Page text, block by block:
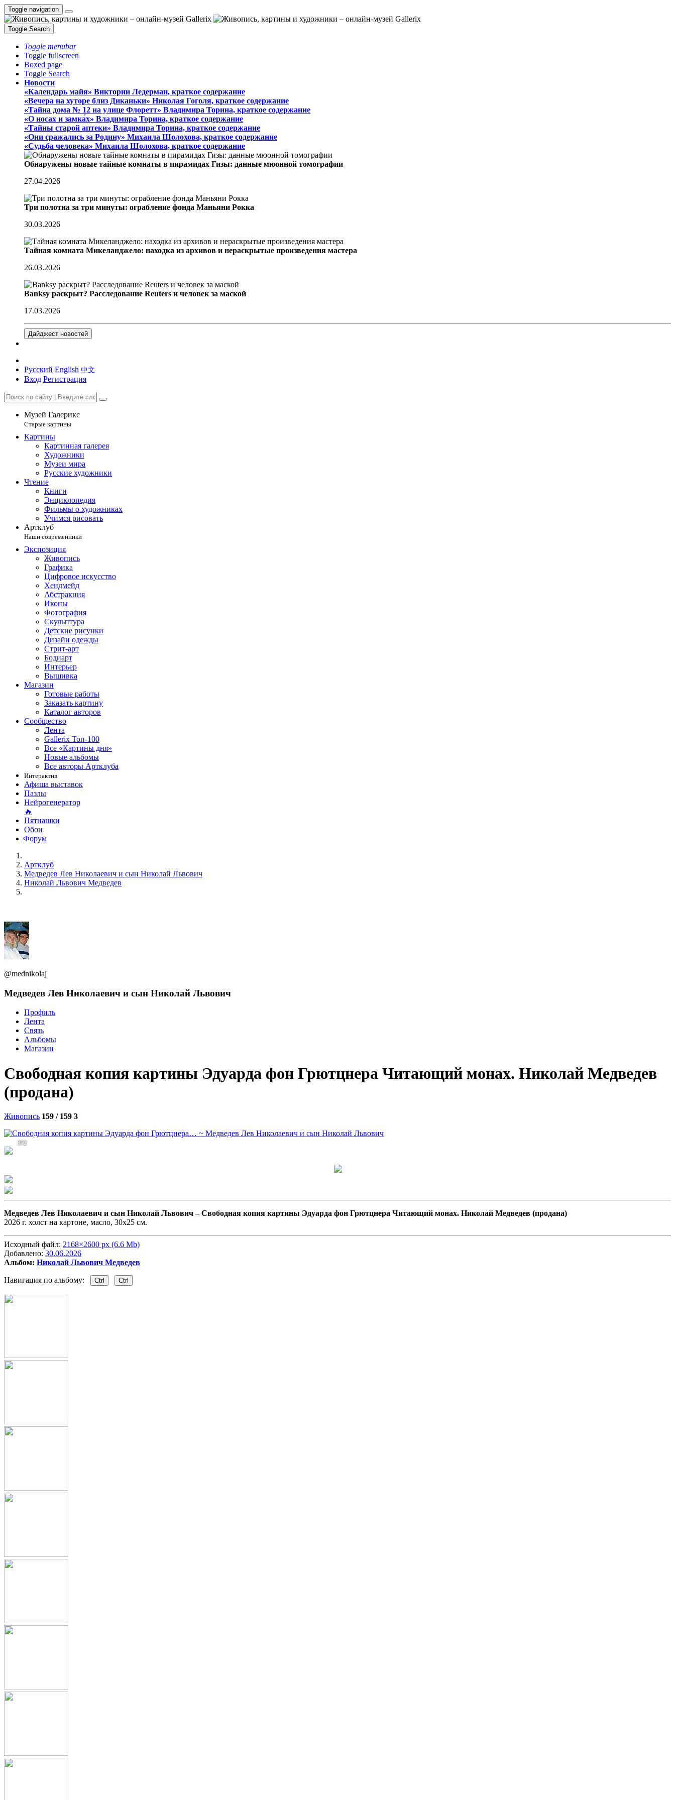
Toggle navigation
Toggle Search
Toggle menubar
Toggle fullscreen
Boxed page
Toggle Search
Новости
«Календарь майя» Виктории Ледерман, краткое содержание
«Вечера на хуторе близ Диканьки» Николая Гоголя, краткое содержание
«Тайна дома № 12 на улице Флоретт» Владимира Торина, краткое содержание
«О носах и замка́х» Владимира Торина, краткое содержание
«Тайны старой аптеки» Владимира Торина, краткое содержание
«Они сражались за Родину» Михаила Шолохова, краткое содержание
«Судьба человека» Михаила Шолохова, краткое содержание
Обнаружены новые тайные комнаты в пирамидах Гизы: данные мюонной томографии
27.04.2026
Три полотна за три минуты: ограбление фонда Маньяни Рокка
30.03.2026
Тайная комната Микеланджело: находка из архивов и нераскрытые произведения мастера
26.03.2026
Banksy раскрыт? Расследование Reuters и человек за маской
17.03.2026
Дайджест новостей
Русский English 中文
Вход Регистрация
Музей Галерикс
Старые картины
Картины
Картинная галерея
Художники
Музеи мира
Русские художники
Чтение
Книги
Энциклопедия
Фильмы о художниках
Учимся рисовать
Артклуб
Наши современники
Экспозиция
Живопись
Графика
Цифровое искусство
Хендмейд
Абстракция
Иконы
Фотография
Скульптура
Детские рисунки
Дизайн одежды
Стрит-арт
Бодиарт
Интерьер
Вышивка
Магазин
Готовые работы
Заказать картину
Каталог авторов
Сообщество
Лента
Gallerix Топ-100
Все «Картины дня»
Новые альбомы
Все авторы Артклуба
Интерактив
Афиша выставок
Пазлы
Нейрогенератор
🔥
Пятнашки
Обои
Форум
Артклуб
Медведев Лев Николаевич и сын Николай Львович
Николай Львович Медведев
@mednikolaj
Медведев Лев Николаевич и сын Николай Львович
Профиль
Лента
Связь
Альбомы
Магазин
Свободная копия картины Эдуарда фон Грютцнера Читающий монах. Николай Медведев
(продана)
Живопись 159 / 159 3
372
Медведев Лев Николаевич и сын Николай Львович –Свободная копия картины Эдуарда фон Грютцнера Читающий монах. Николай Медведев (продана)
2026 г. холст на картоне, масло, 30х25 см.
Исходный файл: 2168×2600 px (6.6 Mb)
Добавлено: 30.06.2026
Альбом: Николай Львович Медведев
Навигация по альбому: Ctrl Ctrl